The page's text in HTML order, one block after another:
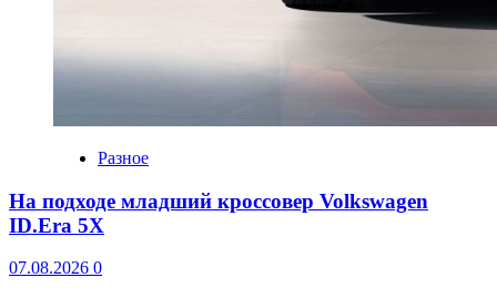
Разное
На подходе младший кроссовер Volkswagen
ID.Era 5X
07.08.2026 0